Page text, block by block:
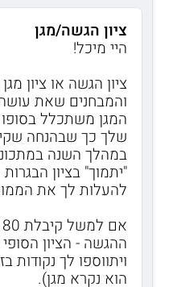
ציון הגשה/מגן
היי מיכל!
ציון הגשה או ציון
והמבחנים שאת עושה
המגן משתכלל
שלך כך שבהנחה
במהלך השנה
"יתמוך" בציון
להעלות לך את
ההגשה - הציון
ויתווספו לך נקודות
הוא נקרא מגן).